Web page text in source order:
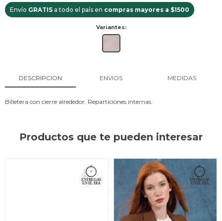
Envío GRATIS a todo el país en compras mayores a $1500
Variantes:
DESCRIPCION ENVIOS MEDIDAS
Billetera con cierre alrededor. Reparticiones internas.
Productos que te pueden interesar